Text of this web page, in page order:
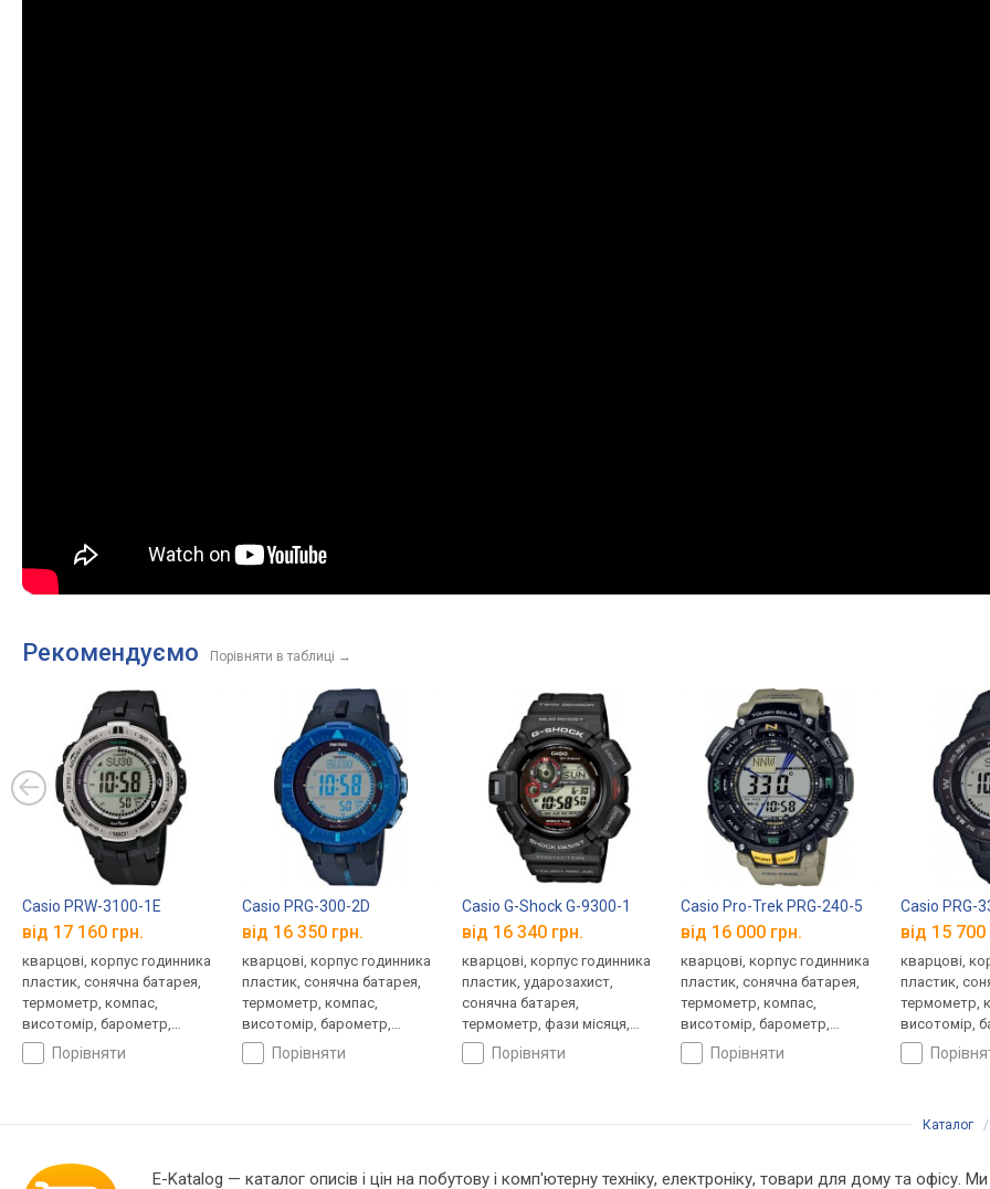
Рекомендуємо Порівняти в таблиці →
Casio PRW-3100-1E
від 17 160 грн.
кварцові, корпус годинника
пластик, сонячна батарея,
термометр, компас,
висотомір, барометр,
світовий час, ремінець:
ремінець каучук, WR 100,
порівняти
Casio PRG-300-2D
від 16 350 грн.
кварцові, корпус годинника
пластик, сонячна батарея,
термометр, компас,
висотомір, барометр,
світовий час, ремінець:
ремінець каучук, WR 100,
порівняти
Casio G-Shock G-9300-1
від 16 340 грн.
кварцові, корпус годинника
пластик, ударозахист,
сонячна батарея,
термометр, фази місяця,
компас, світовий час,
ремінець: ремінець каучук,
порівняти
Casio Pro-Trek PRG-240-5
від 16 000 грн.
кварцові, корпус годинника
пластик, сонячна батарея,
термометр, компас,
висотомір, барометр,
світовий час, ремінець:
ремінець каучук, WR 100,
порівняти
Casio PRG-
від 15 700
кварцові,
пластик,
термометр,
висотомір,
світовий
ремінець
Каталог /
E-Katalog — каталог описів і цін на побутову і комп'ютерну техніку, електроніку, товари для дому та офісу.